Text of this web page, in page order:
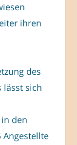
ihren
des
lässt sich
den